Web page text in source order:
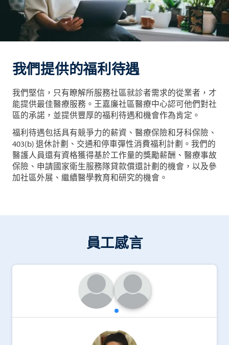
我們提供的福利待遇
我們堅信，只有瞭解所服務社區就診者需求的從業者，才
能提供最佳醫療服務。王嘉廉社區醫療中心認可他們對社
區的承諾，並提供豐厚的福利待遇和機會作為肯定。
福利待遇包括具有競爭力的薪資、醫療保險和牙科保險、
403(b) 退休計劃、交通和停車彈性消費福利計劃。我們的
醫護人員還有資格獲得基於工作量的獎勵薪酬、醫療事故
保險、申請國家衛生服務隊貸款償還計劃的機會，以及參
加社區外展、繼續醫學教育和研究的機會。
員工感言